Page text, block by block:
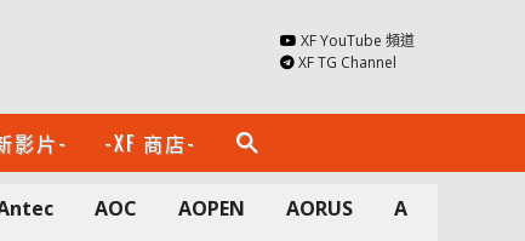
XF YouTube 頻道
XF TG Channel
影片- -XF 商店- search
AOC AOPEN AORUS Apacer